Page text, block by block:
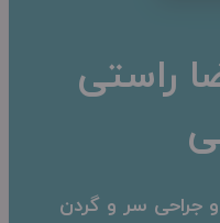
راستی
سر و گردن